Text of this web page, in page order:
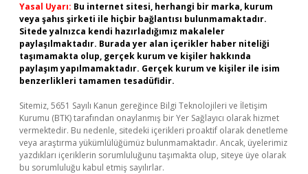
Yasal Uyarı: Bu internet sitesi, herhangi bir marka, kurum
veya şahıs şirketi ile hiçbir bağlantısı bulunmamaktadır.
Sitede yalnızca kendi hazırladığımız makaleler
paylaşılmaktadır. Burada yer alan içerikler haber niteliği
taşımamakta olup, gerçek kurum ve kişiler hakkında
paylaşım yapılmamaktadır. Gerçek kurum ve kişiler ile isim
benzerlikleri tamamen tesadüfidir.
Sitemiz, 5651 Sayılı Kanun gereğince Bilgi Teknolojileri ve İletişim
Kurumu (BTK) tarafından onaylanmış bir Yer Sağlayıcı olarak hizmet
vermektedir. Bu nedenle, sitedeki içerikleri proaktif olarak denetleme
veya araştırma yükümlülüğümüz bulunmamaktadır. Ancak, üyelerimiz
yazdıkları içeriklerin sorumluluğunu taşımakta olup, siteye üye olarak
bu sorumluluğu kabul etmiş sayılırlar.